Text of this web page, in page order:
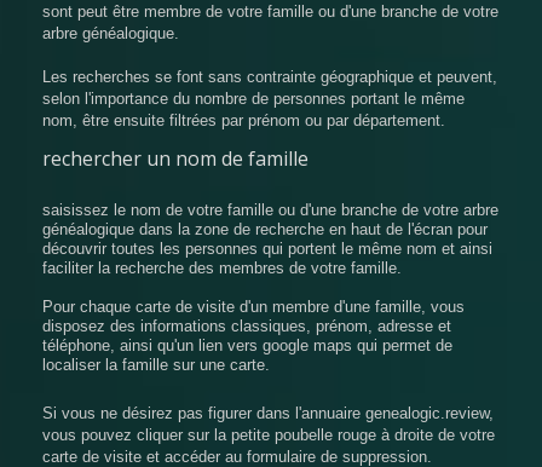
sont peut être membre de votre famille ou d'une branche de votre
arbre généalogique.
Les recherches se font sans contrainte géographique et peuvent,
selon l'importance du nombre de personnes portant le même
nom, être ensuite filtrées par prénom ou par département.
rechercher un nom de famille
saisissez le nom de votre famille ou d'une branche de votre arbre
généalogique dans la zone de recherche en haut de l'écran pour
découvrir toutes les personnes qui portent le même nom et ainsi
faciliter la recherche des membres de votre famille.
Pour chaque carte de visite d'un membre d'une famille, vous
disposez des informations classiques, prénom, adresse et
téléphone, ainsi qu'un lien vers google maps qui permet de
localiser la famille sur une carte.
Si vous ne désirez pas figurer dans l'annuaire genealogic.review,
vous pouvez cliquer sur la petite poubelle rouge à droite de votre
carte de visite et accéder au formulaire de suppression.